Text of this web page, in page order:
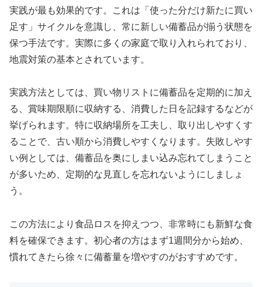
実践が最も効果的です。これは「使った分だけ新たに買い
足す」サイクルを意識し、常に新しい備蓄品が揃う状態を
保つ手法です。実際に多くの家庭で取り入れられており、
地震対策の基本とされています。
実践方法としては、買い物リストに備蓄品を定期的に加え
る、賞味期限順に収納する、消費した日を記録するなどが
挙げられます。特に収納場所を工夫し、取り出しやすくす
ることで、古い順から消費しやすくなります。失敗しやす
い例としては、備蓄品を奥にしまい込み忘れてしまうこと
が多いため、定期的な見直しを忘れないようにしましょ
う。
この方法により食品ロスを抑えつつ、非常時にも新鮮な食
料を確保できます。初心者の方はまず1週間分から始め、
慣れてきたら徐々に備蓄量を増やすのがおすすめです。